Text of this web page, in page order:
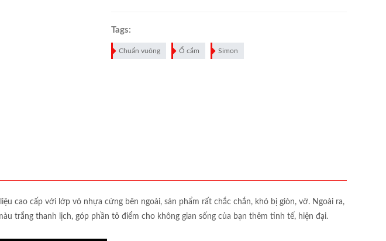
Tags:
Chuẩn vuông Ổ cắm Simon
cao cấp với lớp vỏ nhựa cứng bên ngoài, sản phẩm rất chắc chắn, khó bị giòn, vỡ. Ngoài ra,
trắng thanh lịch, góp phần tô điểm cho không gian sống của bạn thêm tinh tế, hiện đại.